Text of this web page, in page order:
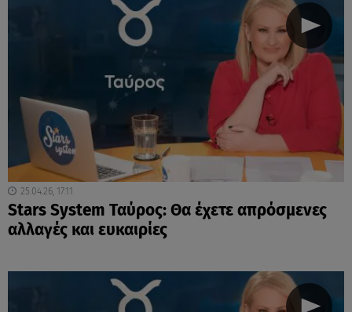
25.04.26, 17:11
Stars System Ταύρος: Θα έχετε απρόσμενες
αλλαγές και ευκαιρίες